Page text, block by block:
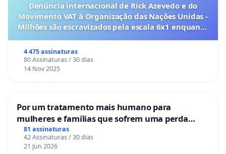
Denúncia internacional de Rick Azevedo e do
Movimento VAT à Organização das Nações Unidas -
Milhões são escravizados pela escala 6x1 enquanto
4 475 assinaturas
80 Assinaturas / 30 dias
14 Nov 2025
Por um tratamento mais humano para
mulheres e famílias que sofrem uma perda
gestacional nos hospitais portugueses
81 assinaturas
42 Assinaturas / 30 dias
21 Jun 2026